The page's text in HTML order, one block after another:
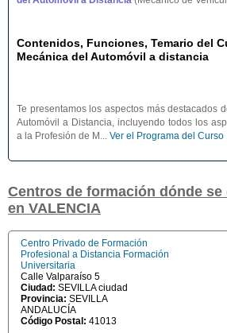
Contenidos, Funciones, Temario del
Mecánica del Automóvil a distancia
Te presentamos los aspectos más destacados
Automóvil a Distancia, incluyendo todos los
a la Profesión de M... Ver el Programa del Curso
Centros de formación dónde
en VALENCIA
Centro Privado de Formación
Profesional a Distancia Formación
Universitaria
Calle Valparaíso 5
Ciudad: SEVILLA ciudad
Provincia: SEVILLA
ANDALUCÍA
Código Postal: 41013